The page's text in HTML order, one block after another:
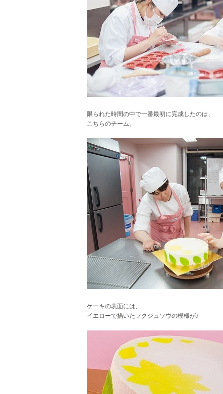
限られた時間の中で一番最初に完成したのは、
こちらのチーム。
ケーキの表面には、
イエローで描いたフクジュソウの模様が♪